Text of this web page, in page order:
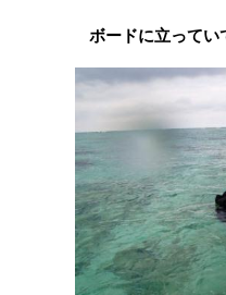
ボードに立ってい